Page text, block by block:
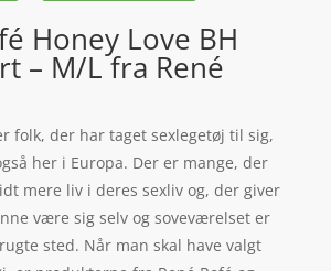
Honey Love BH
– M/L fra René
folk, der har taget sexlegetøj til sig,
her i Europa. Der er mange, der
mere liv i deres sexliv og, der giver
være sig selv og soveværelset er
sted. Når man skal have valgt